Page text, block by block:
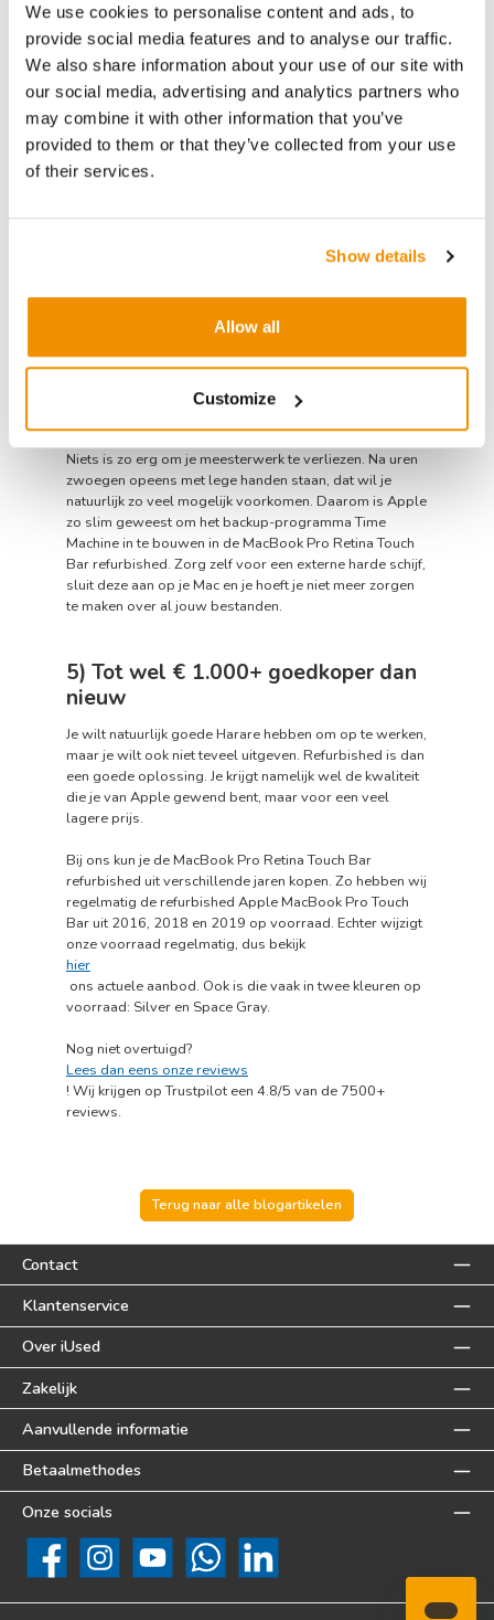
We use cookies to personalise content and ads, to
provide social media features and to analyse our traffic.
We also share information about your use of our site with
our social media, advertising and analytics partners who
may combine it with other information that you’ve
provided to them or that they’ve collected from your use
of their services.
Show details
Allow all
Customize
Premiere Pro lopen vlekkeloos door de i7 of i9
processor die in deze modellen zit. Altijd fijn om het
bekende kleuren wieltje niet te zien draaien.
3) 15.4 inch: lekker groot scherm
De refurbished MacBook Pro 15 inch Touch Bar beschikt
over een heel fijn beeldscherm van 2880x1800 pixels.
springen. Ook zie je van een normale kijkafstand geen
individuele pixels en daardoor wordt de kijkervaring
bewerken en om video’s op te editen.
4) Je meesterwerken eenvoudig
back-uppen met Time Machine
Niets is zo erg om je meesterwerk te verliezen. Na uren
zwoegen opeens met lege handen staan, dat wil je
natuurlijk zo veel mogelijk voorkomen. Daarom is Apple
zo slim geweest om het backup-programma Time
Machine in te bouwen in de MacBook Pro Retina Touch
Bar refurbished. Zorg zelf voor een externe harde schijf,
sluit deze aan op je Mac en je hoeft je niet meer zorgen
te maken over al jouw bestanden.
5) Tot wel € 1.000+ goedkoper dan
nieuw
Je wilt natuurlijk goede Harare hebben om op te werken,
maar je wilt ook niet teveel uitgeven. Refurbished is dan
een goede oplossing. Je krijgt namelijk wel de kwaliteit
die je van Apple gewend bent, maar voor een veel
lagere prijs.
Bij ons kun je de MacBook Pro Retina Touch Bar
refurbished uit verschillende jaren kopen. Zo hebben wij
regelmatig de refurbished Apple MacBook Pro Touch
Bar uit 2016, 2018 en 2019 op voorraad. Echter wijzigt
onze voorraad regelmatig, dus bekijk
hier
ons actuele aanbod. Ook is die vaak in twee kleuren op
voorraad: Silver en Space Gray.
Nog niet overtuigd?
Lees dan eens onze reviews
! Wij krijgen op Trustpilot een 4.8/5 van de 7500+
reviews.
Terug naar alle blogartikelen
Contact
Klantenservice
Over iUsed
Zakelijk
Aanvullende informatie
Betaalmethodes
Onze socials
Facebook Instagram YouTube WhatsAppLinkedIn